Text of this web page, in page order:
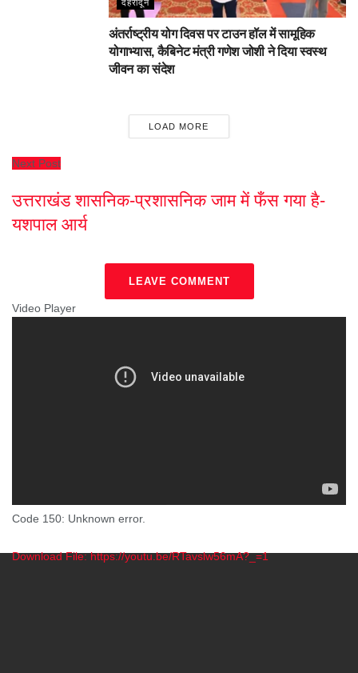
देहरादून
अंतर्राष्ट्रीय योग दिवस पर टाउन हॉल में सामूहिक
योगाभ्यास, कैबिनेट मंत्री गणेश जोशी ने दिया स्वस्थ
जीवन का संदेश
LOAD MORE
Next Post
उत्तराखंड शासनिक-प्रशासनिक जाम में फँस गया है-
यशपाल आर्य
LEAVE COMMENT
Video Player
Code 150: Unknown error.
Download File: https://youtu.be/RTavslw56mA?_=1